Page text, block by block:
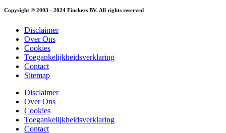
Copyright © 2003 - 2024 Finckers BV. All rights reserved
Disclaimer
Over Ons
Cookies
Toegankelijkheidsverklaring
Contact
Sitemap
Disclaimer
Over Ons
Cookies
Toegankelijkheidsverklaring
Contact